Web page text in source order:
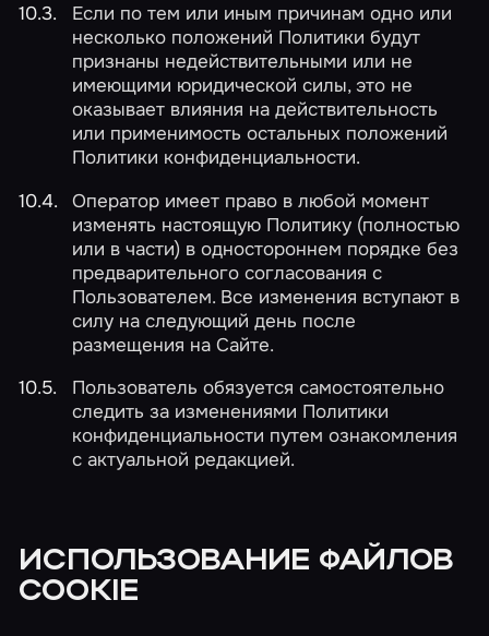
Если по тем или иным причинам одно или
несколько положений Политики будут
признаны недействительными или не
имеющими юридической силы, это не
оказывает влияния на действительность
или применимость остальных положений
Политики конфиденциальности.
Оператор имеет право в любой момент
изменять настоящую Политику (полностью
или в части) в одностороннем порядке без
предварительного согласования с
Пользователем. Все изменения вступают в
силу на следующий день после
размещения на Сайте.
Пользователь обязуется самостоятельно
следить за изменениями Политики
конфиденциальности путем ознакомления
с актуальной редакцией.
ИСПОЛЬЗОВАНИЕ ФАЙЛОВ
COOKIE